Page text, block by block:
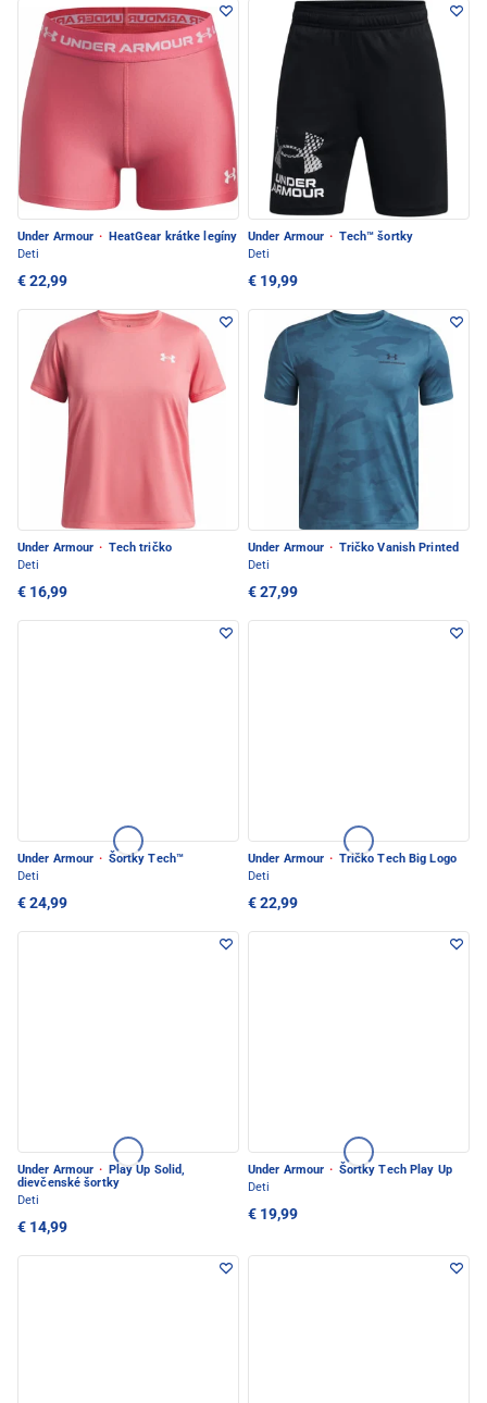
Under Armour · HeatGear krátke legíny
Deti
€ 22,99
Under Armour · Tech™ šortky
Deti
€ 19,99
Under Armour · Tech tričko
Deti
€ 16,99
Under Armour · Tričko Vanish Printed
Deti
€ 27,99
Under Armour · Šortky Tech™
Deti
€ 24,99
Under Armour · Tričko Tech Big Logo
Deti
€ 22,99
Under Armour · Play Up Solid,
dievčenské šortky
Deti
€ 14,99
Under Armour · Šortky Tech Play Up
Deti
€ 19,99